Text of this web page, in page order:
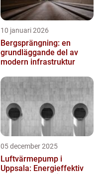
10 januari 2026
Bergsprängning: en
grundläggande del av
modern infrastruktur
05 december 2025
Luftvärmepump i
Uppsala: Energieffektiv